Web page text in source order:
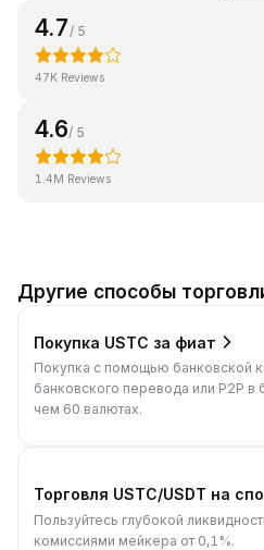
4.7 / 5
47K Reviews
4.6/ 5
1.4M Reviews
Другие способы
Покупка USTC за фиат
Покупка с помощью банковской
банковского перевода или P2P в
чем 60 валютах.
Торговля USTC/USDT на
Пользуйтесь глубокой
комиссиями мейкера от 0,1%.